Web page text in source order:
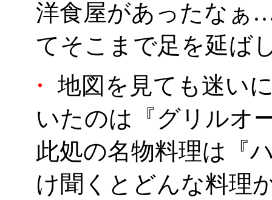
洋食屋があったなぁ
てそこまで足を延ば
・
地図を見ても迷い
いたのは『グリルオ
此処の名物料理は『
け聞くとどんな料理